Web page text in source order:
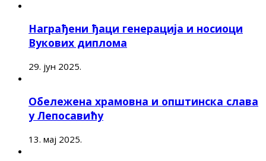
Награђени ђаци генерација и носиоци
Вукових диплома
29. јун 2025.
Обележена храмовна и општинска слава
у Лепосавићу
13. мај 2025.